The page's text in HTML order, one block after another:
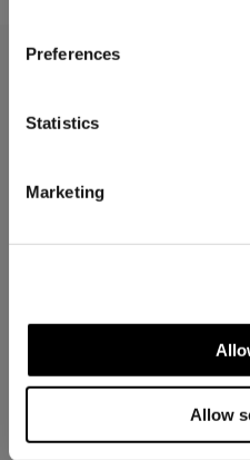
Preferences
Statistics
Marketing
Allow